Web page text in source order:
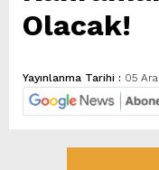
Olacak!
Yayınlanma Tarihi : 05